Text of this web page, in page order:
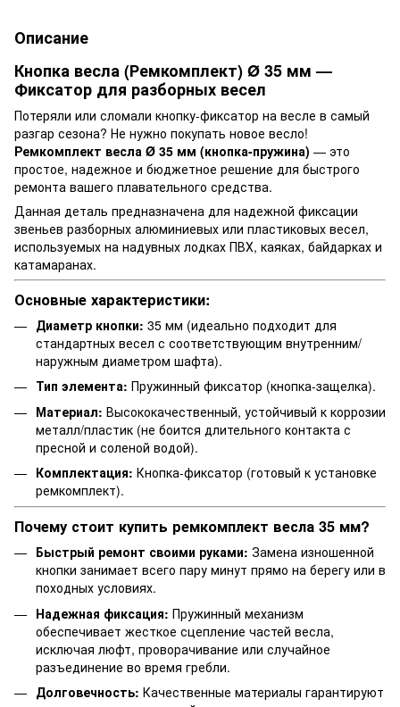
Описание
Кнопка весла (Ремкомплект) Ø 35 мм —
Фиксатор для разборных весел
Потеряли или сломали кнопку-фиксатор на весле в самый
разгар сезона? Не нужно покупать новое весло!
Ремкомплект весла Ø 35 мм (кнопка-пружина) — это
простое, надежное и бюджетное решение для быстрого
ремонта вашего плавательного средства.
Данная деталь предназначена для надежной фиксации
звеньев разборных алюминиевых или пластиковых весел,
используемых на надувных лодках ПВХ, каяках, байдарках и
катамаранах.
Основные характеристики:
Диаметр кнопки: 35 мм (идеально подходит для
стандартных весел с соответствующим внутренним/
наружным диаметром шафта).
Тип элемента: Пружинный фиксатор (кнопка-защелка).
Материал: Высококачественный, устойчивый к коррозии
металл/пластик (не боится длительного контакта с
пресной и соленой водой).
Комплектация: Кнопка-фиксатор (готовый к установке
ремкомплект).
Почему стоит купить ремкомплект весла 35 мм?
Быстрый ремонт своими руками: Замена изношенной
кнопки занимает всего пару минут прямо на берегу или в
походных условиях.
Надежная фиксация: Пружинный механизм
обеспечивает жесткое сцепление частей весла,
исключая люфт, проворачивание или случайное
разъединение во время гребли.
Долговечность: Качественные материалы гарантируют